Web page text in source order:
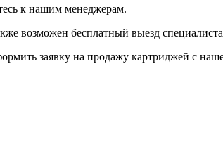
к нашим менеджерам.
возможен бесплатный выезд
заявку на продажу картриджей с